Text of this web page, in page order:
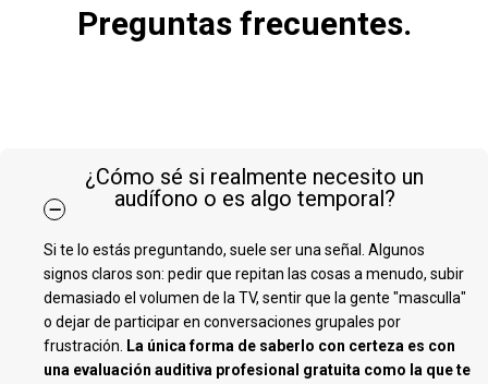
Preguntas frecuentes.
¿Cómo sé si realmente necesito un
audífono o es algo temporal?
Si te lo estás preguntando, suele ser una señal. Algunos
signos claros son: pedir que repitan las cosas a menudo, subir
demasiado el volumen de la TV, sentir que la gente "masculla"
o dejar de participar en conversaciones grupales por
frustración. La única forma de saberlo con certeza es con
una evaluación auditiva profesional gratuita como la que te